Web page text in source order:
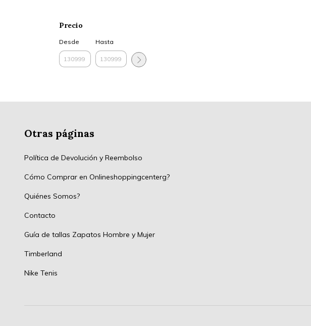
Precio
Desde Hasta
Otras páginas
Política de Devolución y Reembolso
Cómo Comprar en Onlineshoppingcenterg?
Quiénes Somos?
Contacto
Guía de tallas Zapatos Hombre y Mujer
Timberland
Nike Tenis